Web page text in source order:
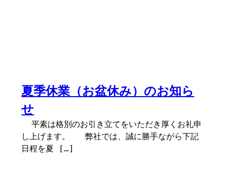
夏季休業（お盆休み）のお知ら
せ
平素は格別のお引き立てをいただき厚くお礼申
し上げます。 弊社では、誠に勝手ながら下記
日程を夏 […]